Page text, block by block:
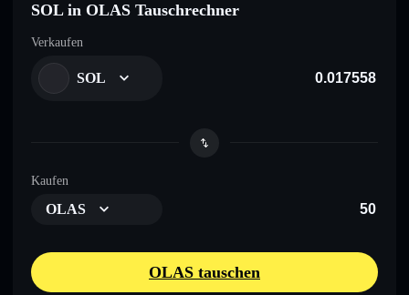
SOL in OLAS Tauschrechner
Verkaufen
SOL
Kaufen
OLAS
OLAS tauschen